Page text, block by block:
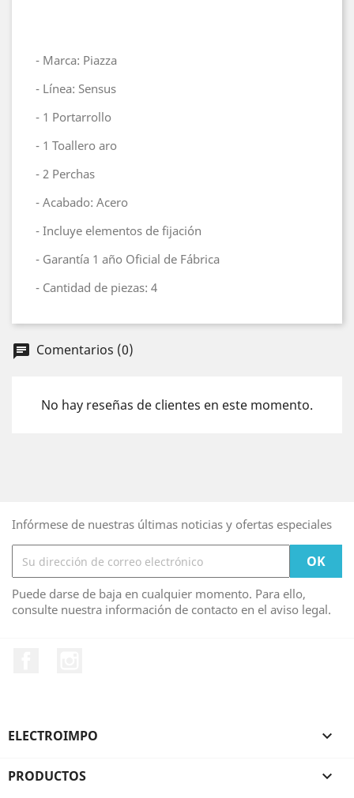
- Marca: Piazza
- Línea: Sensus
- 1 Portarrollo
- 1 Toallero aro
- 2 Perchas
- Acabado: Acero
- Incluye elementos de fijación
- Garantía 1 año Oficial de Fábrica
- Cantidad de piezas: 4
chat Comentarios (0)
No hay reseñas de clientes en este momento.
Infórmese de nuestras últimas noticias y ofertas especiales
Puede darse de baja en cualquier momento. Para ello,
consulte nuestra información de contacto en el aviso legal.
ELECTROIMPO 
PRODUCTOS 